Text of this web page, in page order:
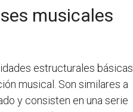
musicales
estructurales básicas
musical. Son similares a
y consisten en una serie